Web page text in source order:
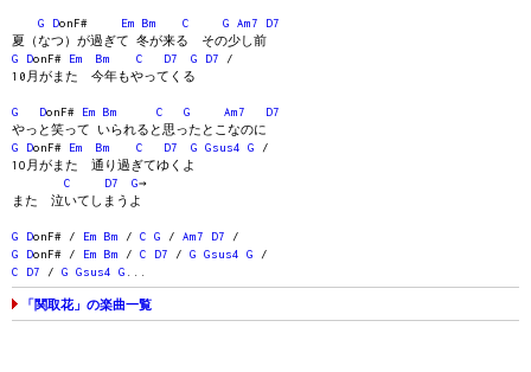
G DonF# Em Bm C G Am7
D7
夏（なつ）が過ぎて 冬が来る その少し前
G
DonF# Em Bm C D7 G D7 /
10月がまた 今年もやってくる
G DonF# Em Bm C G Am7
D7
やっと笑って いられると思ったとこなのに
G
DonF# Em Bm C D7 G Gsus4 G /
1O月がまた 通り過ぎてゆくよ
C
D7 G→
また 泣いてしまうよ
G DonF# / Em Bm / C G / Am7 D7 /
G
DonF# / Em Bm / C D7 / G Gsus4 G /
C
D7 / G Gsus4 G
「関取花」の楽曲一覧